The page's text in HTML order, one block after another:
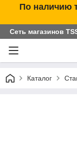
По наличию
Сеть магазинов
Каталог